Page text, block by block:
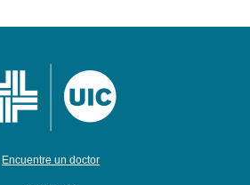
Encuentre un doctor